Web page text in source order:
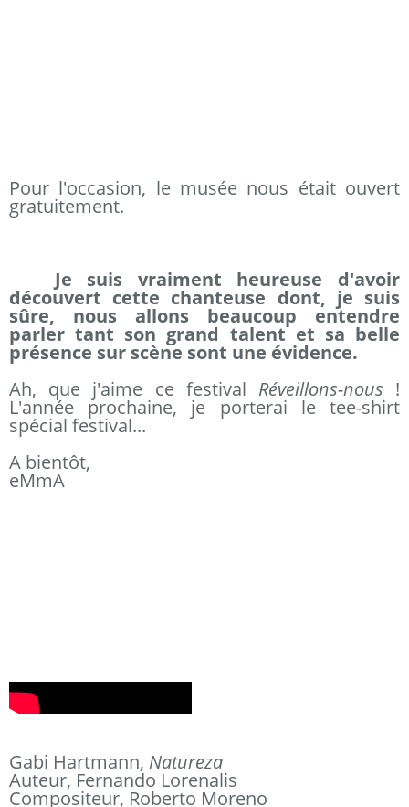
Pour l'occasion, le musée nous était ouvert
gratuitement.
Je suis vraiment heureuse d'avoir
découvert cette chanteuse dont, je suis
sûre, nous allons beaucoup entendre
parler tant son grand talent et sa belle
présence sur scène sont une évidence.
Ah, que j'aime ce festival Réveillons-nous !
L'année prochaine, je porterai le tee-shirt
spécial festival...
A bientôt,
eMmA
Gabi Hartmann, Natureza
Auteur, Fernando Lorenalis
Compositeur, Roberto Moreno